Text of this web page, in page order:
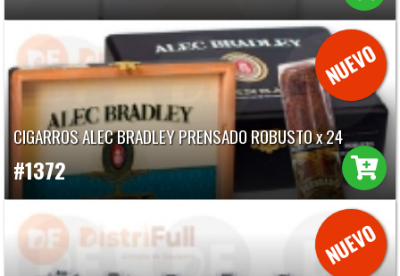
CIGARROS ALEC BRADLEY PRENSADO ROBUSTO x 24
#1372